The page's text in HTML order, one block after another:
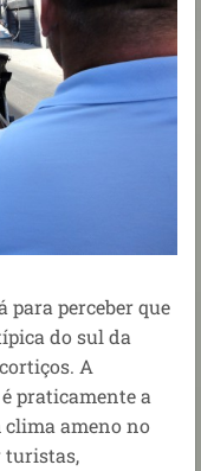
para perceber que
do sul da
A
praticamente a
clima ameno no
turistas,